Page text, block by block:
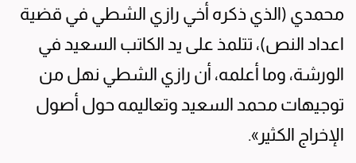
محمدي (الذي ذكره أخي رازي الشطي في قضية
اعداد النص)، تتلمذ على يد الكاتب السعيد في
الورشة، وما أعلمه، أن رازي الشطي نهل من
توجيهات محمد السعيد وتعاليمه حول أصول
الإخراج الكثير».